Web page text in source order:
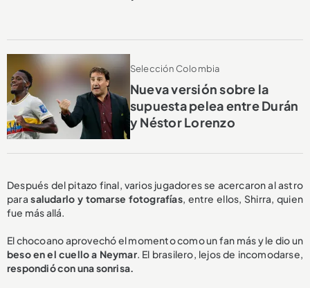
Selección Colombia
Nueva versión sobre la
supuesta pelea entre Durán
y Néstor Lorenzo
Después del pitazo final, varios jugadores se acercaron al astro
parasaludarlo y tomarse fotografías, entre ellos, Shirra, quien
fue más allá.
El chocoano aprovechó el momento como un fan más y le dio un
beso en el cuello a Neymar. El brasilero, lejos de incomodarse,
respondió con una sonrisa.